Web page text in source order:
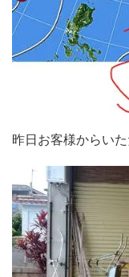
昨日お客様からいた